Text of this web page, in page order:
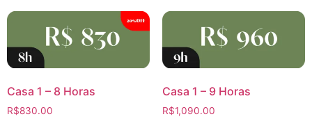
Casa 1 – 8 Horas
R$830.00
Casa 1 – 9 Horas
R$1,090.00